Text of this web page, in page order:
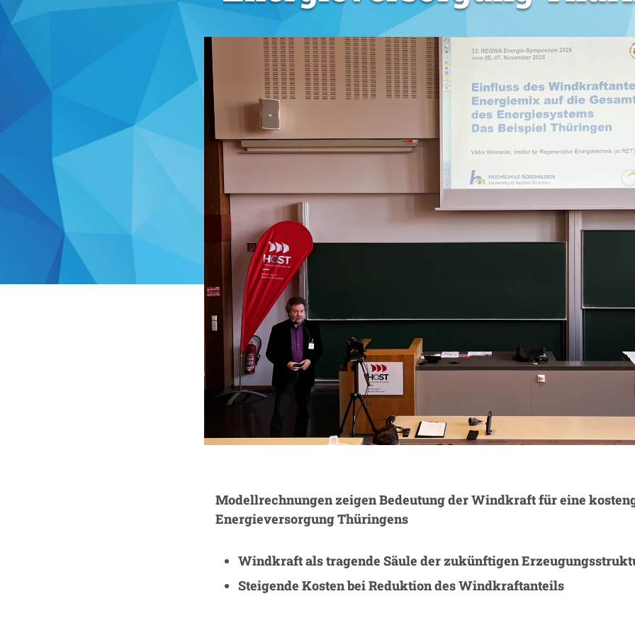
Modellrechnungen zeigen Bedeutung der Windkraft für eine
Energieversorgung Thüringens
Windkraft als tragende Säule der zukünftigen
Steigende Kosten bei Reduktion des Windkraftanteils